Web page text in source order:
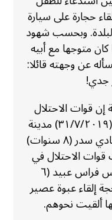
حجارة على سيارة
البلدة. وبحسب شهود
متوجها مع أبيه
عن وجهته قائلا:
جدي!
قوات الاحتلال
اقتحمت ليل الأربعاء/الخميس (٣١/٧/٢٠١٩) مدينة
الخليل وسلمت الطفلة ملاك شادي سدر (٨ سنوات)
قوات الاحتلال في
وقت سابق أيضا الطفل قيس فراس عبيد (٦
إلقاء عبوة عصير
ألقيت نحوهم.